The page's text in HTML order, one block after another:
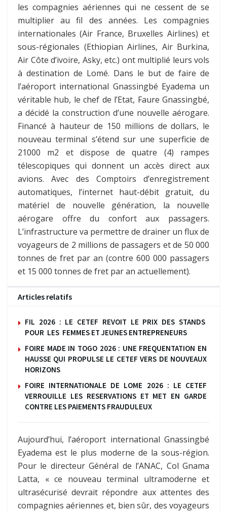
les compagnies aériennes qui ne cessent de se
multiplier au fil des années. Les compagnies
internationales (Air France, Bruxelles Airlines) et
sous-régionales (Ethiopian Airlines, Air Burkina,
Air Côte d’ivoire, Asky, etc.) ont multiplié leurs vols
à destination de Lomé. Dans le but de faire de
l’aéroport international Gnassingbé Eyadema un
véritable hub, le chef de l’Etat, Faure Gnassingbé,
a décidé la construction d’une nouvelle aérogare.
Financé à hauteur de 150 millions de dollars, le
nouveau terminal s’étend sur une superficie de
21000 m2 et dispose de quatre (4) rampes
télescopiques qui donnent un accès direct aux
avions. Avec des Comptoirs d’enregistrement
automatiques, l’internet haut-débit gratuit, du
matériel de nouvelle génération, la nouvelle
aérogare offre du confort aux passagers.
L’infrastructure va permettre de drainer un flux de
voyageurs de 2 millions de passagers et de 50 000
tonnes de fret par an (contre 600 000 passagers
et 15 000 tonnes de fret par an actuellement).
Articles relatifs
FIL 2026 : LE CETEF REVOIT LE PRIX DES STANDS
POUR LES FEMMES ET JEUNES ENTREPRENEURS
FOIRE MADE IN TOGO 2026 : UNE FREQUENTATION EN
HAUSSE QUI PROPULSE LE CETEF VERS DE NOUVEAUX
HORIZONS
FOIRE INTERNATIONALE DE LOME 2026 : LE CETEF
VERROUILLE LES RESERVATIONS ET MET EN GARDE
CONTRE LES PAIEMENTS FRAUDULEUX
Aujourd’hui, l’aéroport international Gnassingbé
Eyadema est le plus moderne de la sous-région.
Pour le directeur Général de l’ANAC, Col Gnama
Latta, « ce nouveau terminal ultramoderne et
ultrasécurisé devrait répondre aux attentes des
compagnies aériennes et, bien sûr, des voyageurs